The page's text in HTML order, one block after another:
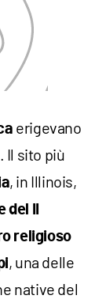
erigevano
Il sito più
, in Illinois,
II
religioso
, una delle
native del